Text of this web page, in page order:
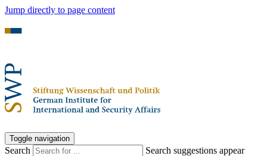
Jump directly to page content
Toggle navigation
Search
Search suggestions appear